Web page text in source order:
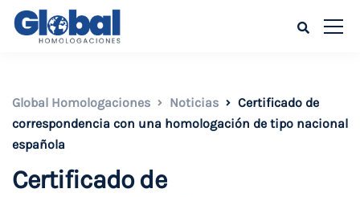
Global Homologaciones Noticias
Certificado de
correspondencia con una homologación de tipo nacional
española
Certificado de